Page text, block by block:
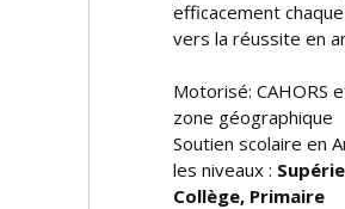
efficacement
vers la réussite en
Motorisé: CAHORS
zone géographique
Soutien scolaire en
les niveaux :
Collège, Primaire